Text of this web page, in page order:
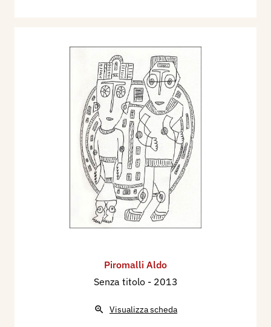
Piromalli Aldo
Senza titolo - 2013
Visualizza scheda